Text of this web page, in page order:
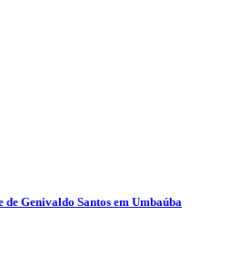
Genivaldo Santos em Umbaúba